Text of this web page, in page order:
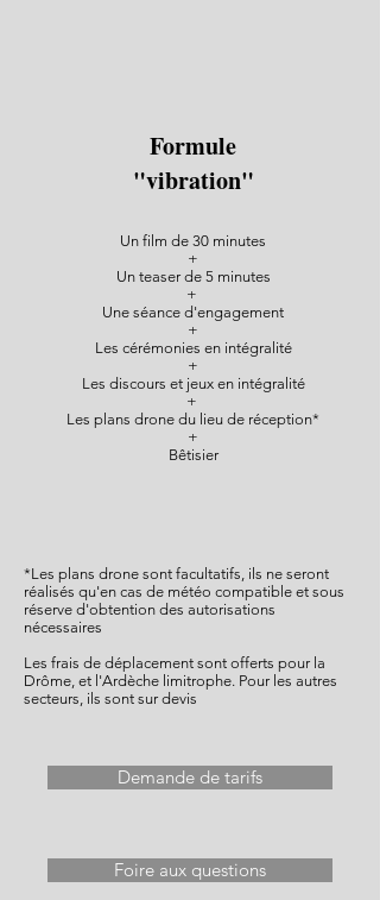
Formule
"vibration"
Un film de 30 minutes
+
Un teaser de 5 minutes
+
Une séance d'engagement
+
Les cérémonies en intégralité
+
Les discours et jeux en intégralité
+
Les plans drone du lieu de réception*
+
Bêtisier
*Les plans drone sont facultatifs, ils ne seront
réalisés qu'en cas de météo compatible et sous
réserve d'obtention des autorisations
nécessaires
Les frais de déplacement sont offerts pour la
Drôme, et l'Ardèche limitrophe. Pour les autres
secteurs, ils sont sur devis
Demande de tarifs
Foire aux questions